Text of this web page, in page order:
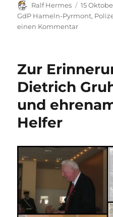
Autor
Ralf Hermes
am
15
GdP Hameln-Pyrmont,
einen Kommentarzu
2025
Zur
Dietrich
und
Helfer